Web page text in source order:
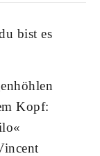
bist es
Kopf: